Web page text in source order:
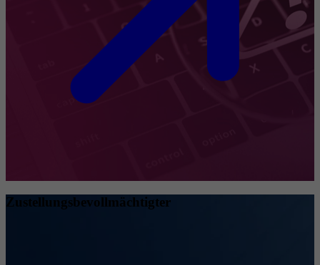
Zustellungsbevollmächtigter